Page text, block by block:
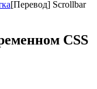
[Перевод] Scrollbar
CSS